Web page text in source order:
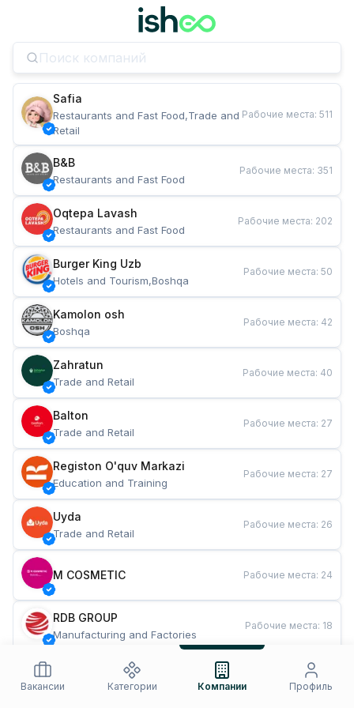
Safia
Restaurants and Fast Food,Trade and
Retail
Рабочие места: 511
B&B
Restaurants and Fast Food
Рабочие места: 351
Oqtepa Lavash
Restaurants and Fast Food
Рабочие места: 202
Burger King Uzb
Hotels and Tourism,Boshqa
Рабочие места: 50
Kamolon osh
Boshqa
Рабочие места: 42
Zahratun
Trade and Retail
Рабочие места: 40
Balton
Trade and Retail
Рабочие места: 27
Registon O'quv Markazi
Education and Training
Рабочие места: 27
Uyda
Trade and Retail
Рабочие места: 26
M COSMETIC Рабочие места: 24
RDB GROUP
Manufacturing and Factories
Рабочие места: 18
Restaurants and Fast Food
Рабочие места
Вакансии
Категории Компании Профиль